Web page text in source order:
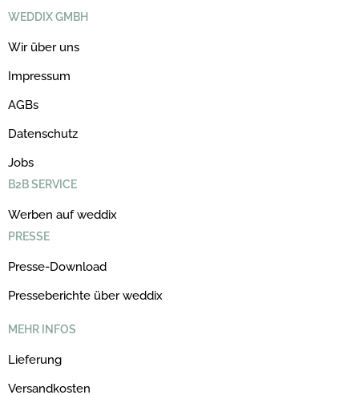
WEDDIX GMBH
Wir über uns
Impressum
AGBs
Datenschutz
Jobs
B2B SERVICE
Werben auf weddix
PRESSE
Presse-Download
Presseberichte über weddix
MEHR INFOS
Lieferung
Versandkosten